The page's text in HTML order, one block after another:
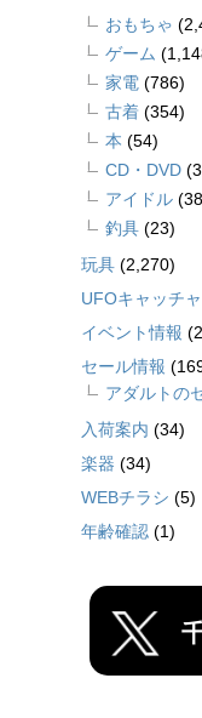
おもちゃ
ゲーム
家電 (786)
古着 (354)
本 (54)
CD・DVD
アイドル
釣具 (23)
玩具 (2,270)
UFOキャッチ
イベント情報
セール情報
アダルトの
入荷案内 (34)
楽器 (34)
WEBチラシ (5)
年齢確認 (1)